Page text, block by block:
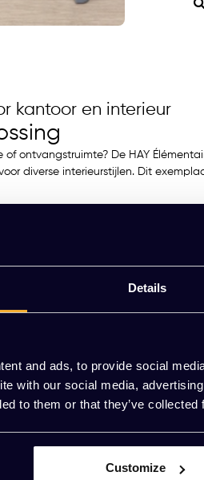
Details
and ads, to provide social
with our social media,
to them or that they’ve
Customize
kantoor en interieur
ontvangstruimte? De HAY
diverse interieurstijlen. Dit